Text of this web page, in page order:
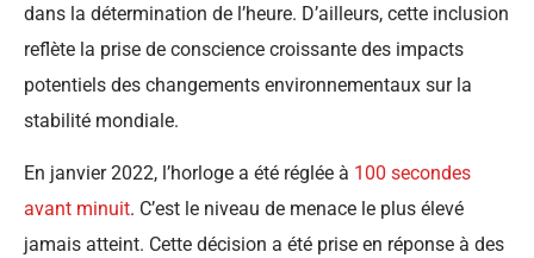
dans la détermination de l’heure. D’ailleurs, cette inclusion
reflète la prise de conscience croissante des impacts
potentiels des changements environnementaux sur la
stabilité mondiale.
En janvier 2022, l’horloge a été réglée à 100 secondes
avant minuit. C’est le niveau de menace le plus élevé
jamais atteint. Cette décision a été prise en réponse à des